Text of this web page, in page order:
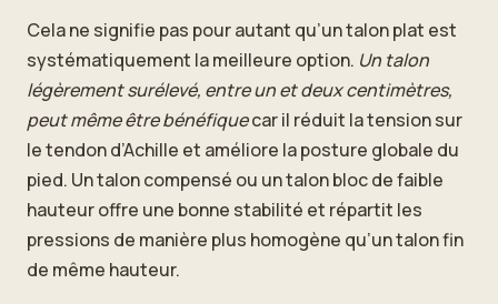
Cela ne signifie pas pour autant qu’un talon plat est
systématiquement la meilleure option. Un talon
légèrement surélevé, entre un et deux centimètres,
peut même être bénéfiquecar il réduit la tension sur
le tendon d’Achille et améliore la posture globale du
pied. Un talon compensé ou un talon bloc de faible
hauteur offre une bonne stabilité et répartit les
pressions de manière plus homogène qu’un talon fin
de même hauteur.